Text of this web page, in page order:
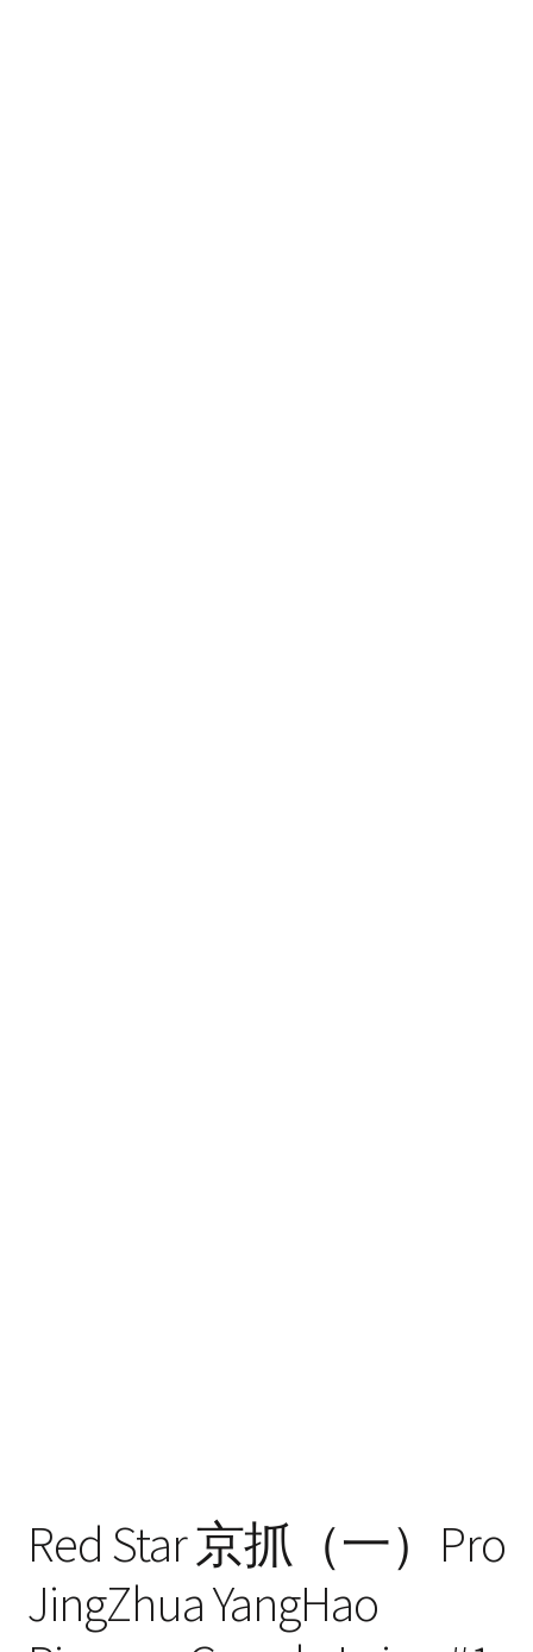
Red Star 京抓（一）Pro
JingZhua YangHao